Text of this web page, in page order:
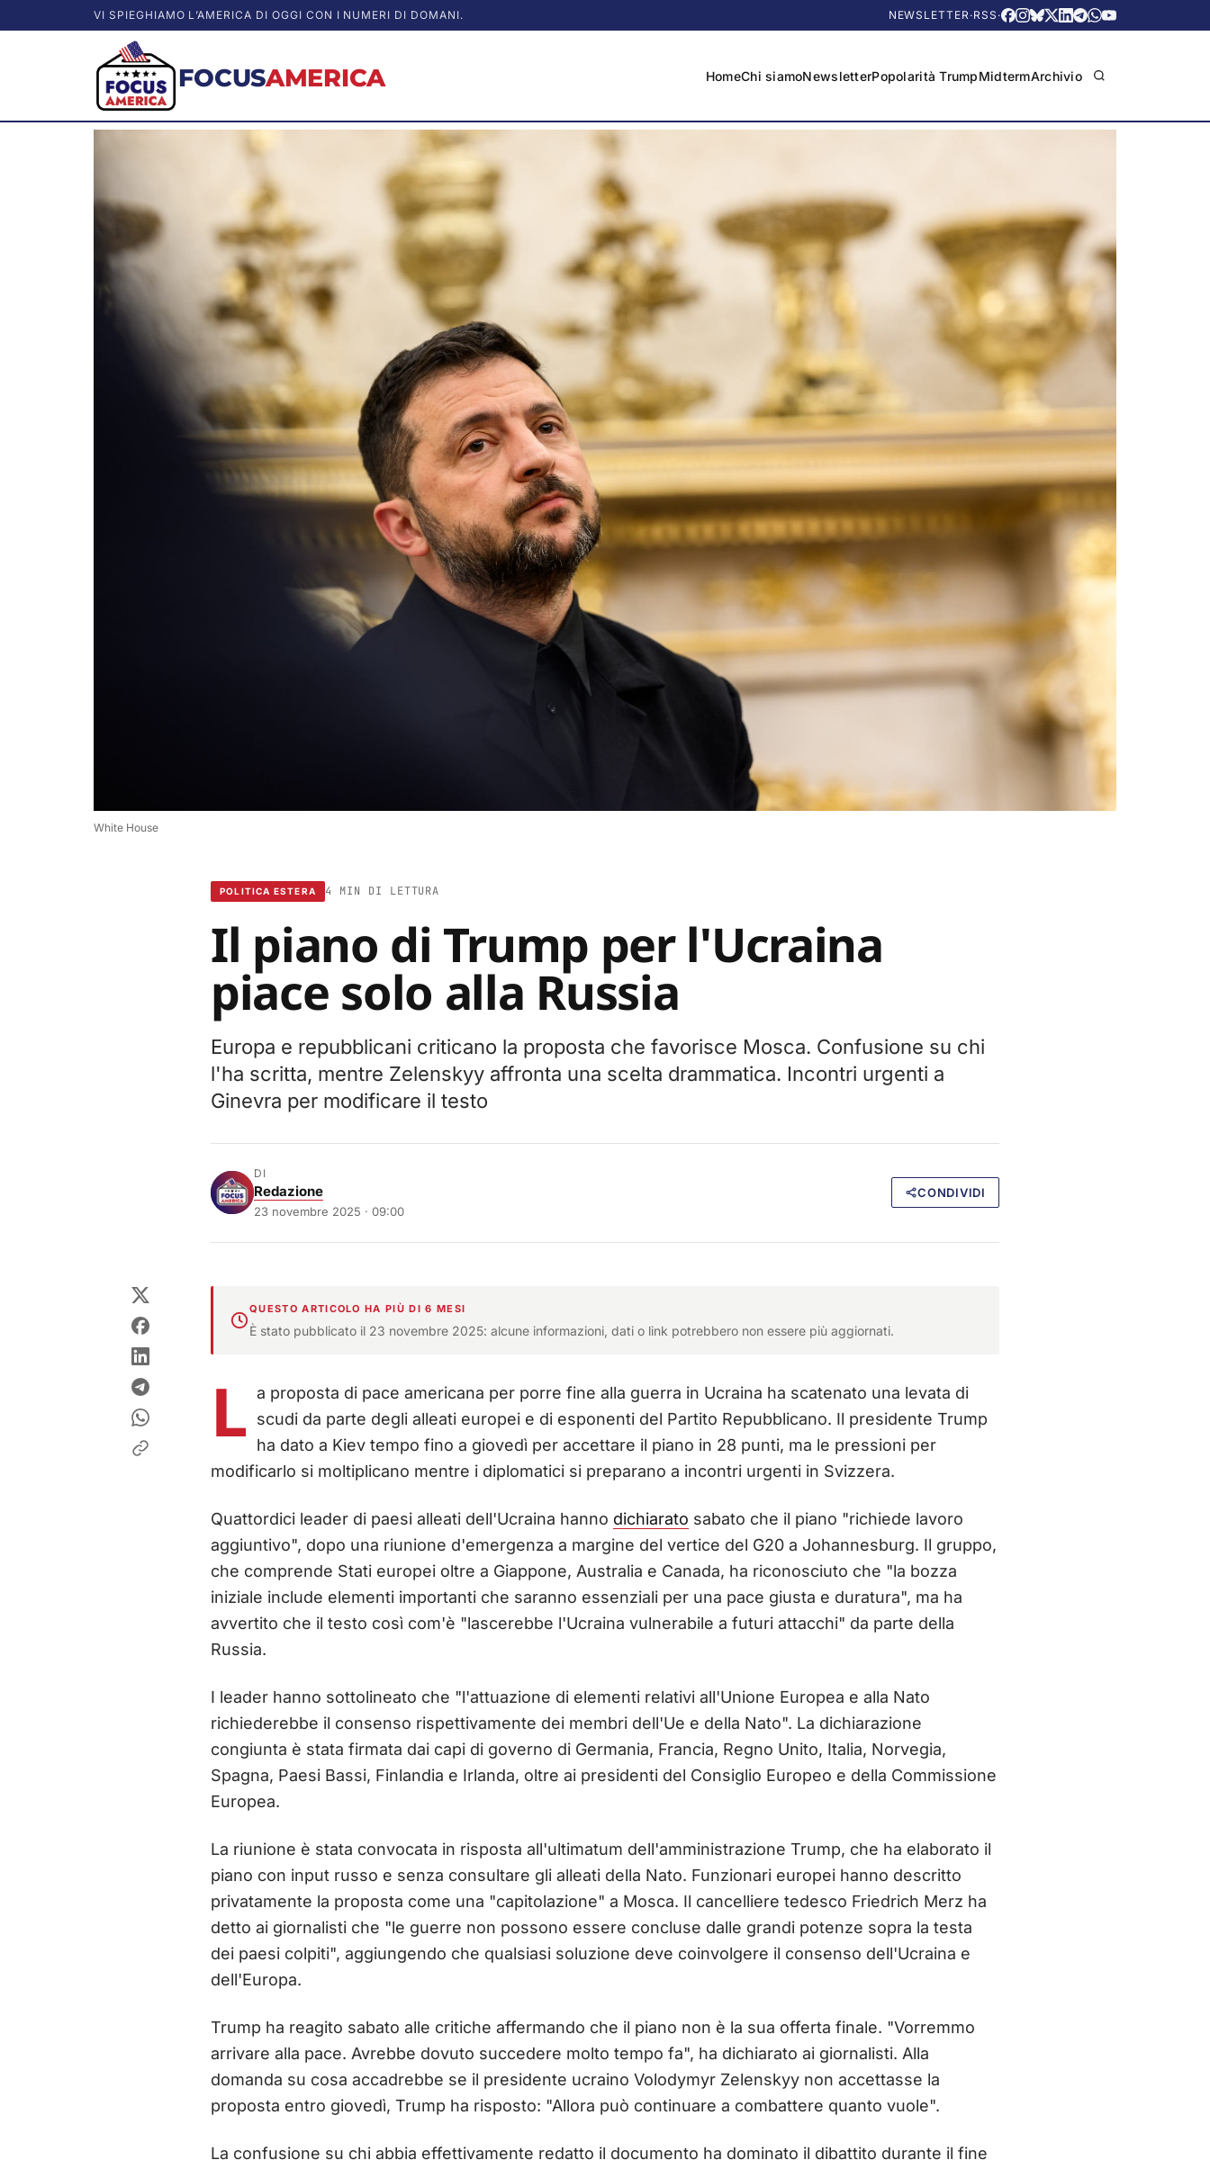
VI SPIEGHIAMO L’AMERICA DI OGGI CON I NUMERI DI DOMANI. NEWSLETTER·RSS ·
FOCUSAMERICA HomeChi siamoNewsletterPopolarità TrumpMidtermArchivio
White House
POLITICA ESTERA 4 MIN DI LETTURA
Il piano di Trump per l'Ucraina
piace solo alla Russia
Europa e repubblicani criticano la proposta che favorisce Mosca. Confusione su chi
l'ha scritta, mentre Zelenskyy affronta una scelta drammatica. Incontri urgenti a
Ginevra per modificare il testo
DI
Redazione
23 novembre 2025 · 09:00
CONDIVIDI
QUESTO ARTICOLO HA PIÙ DI 6 MESI
È stato pubblicato il 23 novembre 2025: alcune informazioni, dati o link potrebbero non essere più aggiornati.
L a proposta di pace americana per porre fine alla guerra in Ucraina ha scatenato una levata di
scudi da parte degli alleati europei e di esponenti del Partito Repubblicano. Il presidente Trump
ha dato a Kiev tempo fino a giovedì per accettare il piano in 28 punti, ma le pressioni per
modificarlo si moltiplicano mentre i diplomatici si preparano a incontri urgenti in Svizzera.
Quattordici leader di paesi alleati dell'Ucraina hanno dichiarato sabato che il piano "richiede lavoro
aggiuntivo", dopo una riunione d'emergenza a margine del vertice del G20 a Johannesburg. Il gruppo,
che comprende Stati europei oltre a Giappone, Australia e Canada, ha riconosciuto che "la bozza
iniziale include elementi importanti che saranno essenziali per una pace giusta e duratura", ma ha
avvertito che il testo così com'è "lascerebbe l'Ucraina vulnerabile a futuri attacchi" da parte della
Russia.
I leader hanno sottolineato che "l'attuazione di elementi relativi all'Unione Europea e alla Nato
richiederebbe il consenso rispettivamente dei membri dell'Ue e della Nato". La dichiarazione
congiunta è stata firmata dai capi di governo di Germania, Francia, Regno Unito, Italia, Norvegia,
Spagna, Paesi Bassi, Finlandia e Irlanda, oltre ai presidenti del Consiglio Europeo e della Commissione
Europea.
La riunione è stata convocata in risposta all'ultimatum dell'amministrazione Trump, che ha elaborato il
piano con input russo e senza consultare gli alleati della Nato. Funzionari europei hanno descritto
privatamente la proposta come una "capitolazione" a Mosca. Il cancelliere tedesco Friedrich Merz ha
detto ai giornalisti che "le guerre non possono essere concluse dalle grandi potenze sopra la testa
dei paesi colpiti", aggiungendo che qualsiasi soluzione deve coinvolgere il consenso dell'Ucraina e
dell'Europa.
Trump ha reagito sabato alle critiche affermando che il piano non è la sua offerta finale. "Vorremmo
arrivare alla pace. Avrebbe dovuto succedere molto tempo fa", ha dichiarato ai giornalisti. Alla
domanda su cosa accadrebbe se il presidente ucraino Volodymyr Zelenskyy non accettasse la
proposta entro giovedì, Trump ha risposto: "Allora può continuare a combattere quanto vuole".
La confusione su chi abbia effettivamente redatto il documento ha dominato il dibattito durante il fine